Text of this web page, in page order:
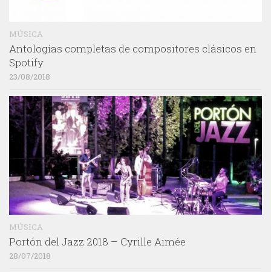
MÚSICA
Antologías completas de compositores clásicos en
Spotify
23/08/2018
MÚSICA
Portón del Jazz 2018 – Cyrille Aimée
28/07/2018